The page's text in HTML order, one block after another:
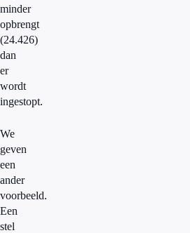
minder
opbrengt
(24.426)
dan
er
wordt
ingestopt.
We
geven
een
ander
voorbeeld.
Een
stel